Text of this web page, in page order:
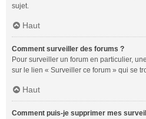
sujet.
Haut
Comment surveiller des forums ?
Pour surveiller un forum en particulier,
sur le lien « Surveiller ce forum » qui se
Haut
Comment puis-je supprimer mes